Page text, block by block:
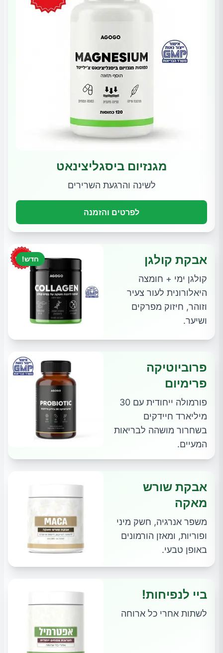
מגנזיום ביסגליצינאט
לשינה והרגעת השרירים
לפרטים והזמנה
חדש! אבקת קולגן
קולגן ימי + חומצה
היאלורונית לעור צעיר
וזוהר, חיזוק מפרקים
ושיער.
פרוביוטיקה
פרימיום
פורמולה ייחודית עם 30
מיליארד חיידקים
בשחרור מושהה לבריאות
המעיים.
אבקת שורש
מאקה
משפר אנרגיה, חשק מיני
ופוריות, ומאזן הורמונים
באופן טבעי.
ביי לנפיחות!
לשתות אחרי כל ארוחה